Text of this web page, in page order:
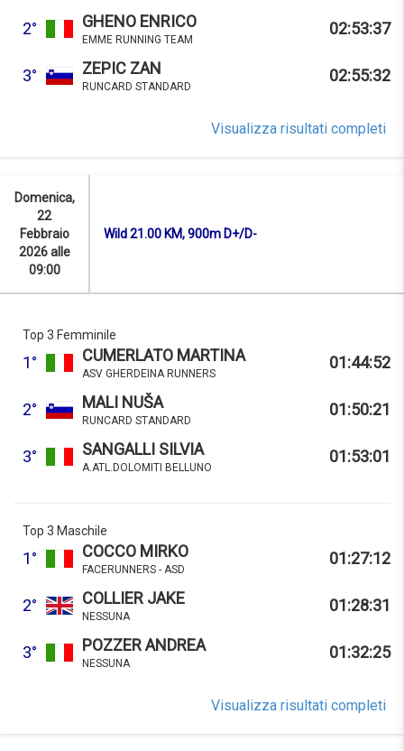
2° GHENO ENRICO
EMME RUNNING TEAM
02:53:37
3° ZEPIC ZAN
RUNCARD STANDARD
02:55:32
Visualizza risultati completi
Domenica,
22
Febbraio
2026 alle
09:00
Wild 21.00 KM, 900m D+/D-
Top 3 Femminile
1° CUMERLATO MARTINA
ASV GHERDEINA RUNNERS
01:44:52
2° MALI NUŠA
RUNCARD STANDARD
01:50:21
3° SANGALLI SILVIA
A.ATL.DOLOMITI BELLUNO
01:53:01
Top 3 Maschile
1° COCCO MIRKO
FACERUNNERS - ASD
01:27:12
2° COLLIER JAKE
NESSUNA
01:28:31
3° POZZER ANDREA
NESSUNA
01:32:25
Visualizza risultati completi